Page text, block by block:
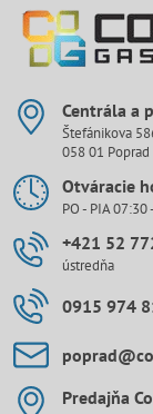
Centrála a
Štefánikova
058 01 Poprad
Otváracie
PO - PIA 07:30
+421 52
ústredňa
0915 974
Predajňa